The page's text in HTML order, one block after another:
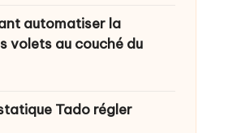
automatiser la
volets au couché du
Tado régler